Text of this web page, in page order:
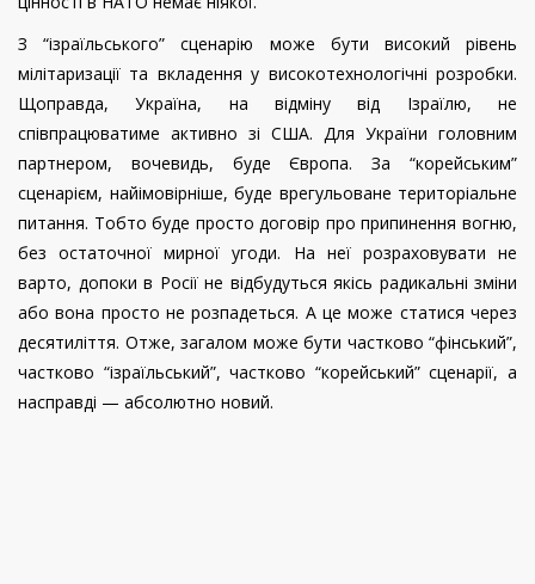
З “ізраїльського” сценарію може бути високий рівень
мілітаризації та вкладення у високотехнологічні розробки.
Щоправда, Україна, на відміну від Ізраїлю, не
співпрацюватиме активно зі США. Для України головним
партнером, вочевидь, буде Європа. За “корейським”
сценарієм, найімовірніше, буде врегульоване територіальне
питання. Тобто буде просто договір про припинення вогню,
без остаточної мирної угоди. На неї розраховувати не
варто, допоки в Росії не відбудуться якісь радикальні зміни
або вона просто не розпадеться. А це може статися через
десятиліття. Отже, загалом може бути частково “фінський”,
частково “ізраїльський”, частково “корейський” сценарії, а
насправді — абсолютно новий.